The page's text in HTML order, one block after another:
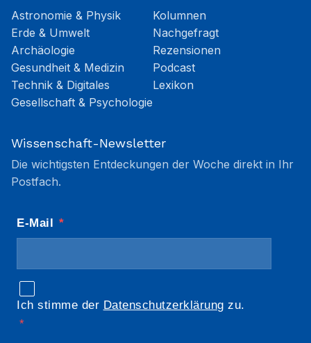
Astronomie & Physik
Erde & Umwelt
Archäologie
Gesundheit & Medizin
Technik & Digitales
Gesellschaft & Psychologie
Kolumnen
Nachgefragt
Rezensionen
Podcast
Lexikon
Wissenschaft-Newsletter
Die wichtigsten Entdeckungen der Woche direkt in Ihr
Postfach.